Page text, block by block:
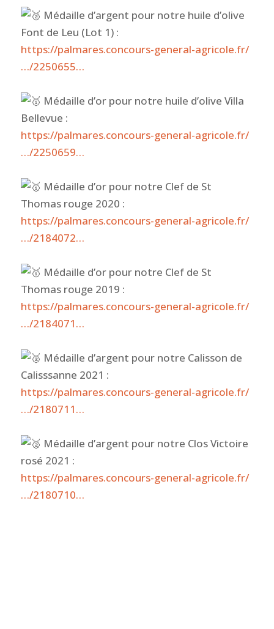
Médaille d’argent pour notre huile d’olive
Font de Leu (Lot 1) :
https://palmares.concours-general-agricole.fr/
…/2250655…
Médaille d’or pour notre huile d’olive Villa
Bellevue :
https://palmares.concours-general-agricole.fr/
…/2250659…
Médaille d’or pour notre Clef de St
Thomas rouge 2020 :
https://palmares.concours-general-agricole.fr/
…/2184072…
Médaille d’or pour notre Clef de St
Thomas rouge 2019 :
https://palmares.concours-general-agricole.fr/
…/2184071…
Médaille d’argent pour notre Calisson de
Calisssanne 2021 :
https://palmares.concours-general-agricole.fr/
…/2180711…
Médaille d’argent pour notre Clos Victoire
rosé 2021 :
https://palmares.concours-general-agricole.fr/
…/2180710…